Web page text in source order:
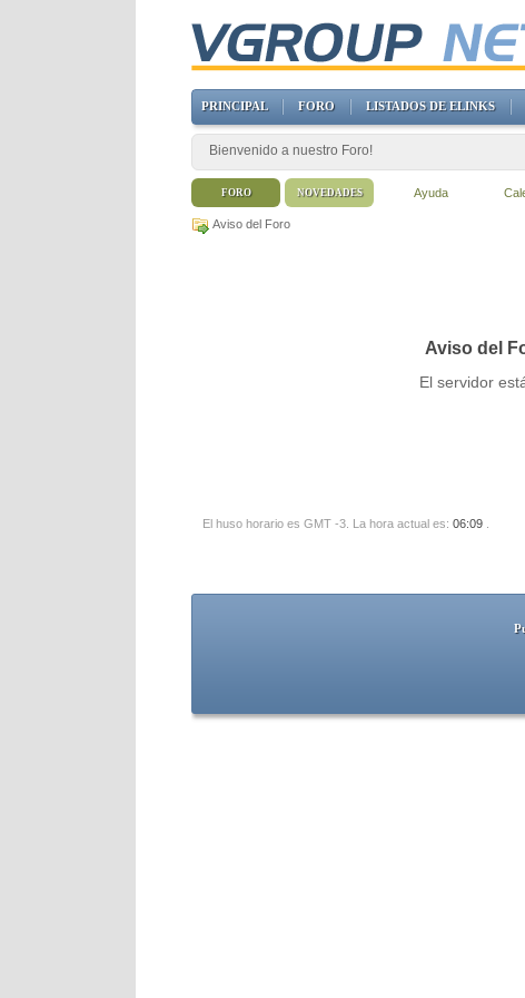
Aviso del Foro
Aviso del
El servidor
El huso horario es GMT -3. La hora actual es: 06:09
PRINCIPAL FORO LISTADOS DE ELINKS
Bienvenido a nuestro Foro!
FORO Ayuda
NOVEDADES